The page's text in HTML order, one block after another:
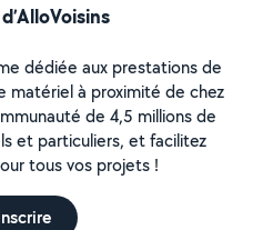
dédiée aux prestations de
matériel à proximité de chez
de 4,5 millions de
et particuliers, et facilitez
tous vos projets !